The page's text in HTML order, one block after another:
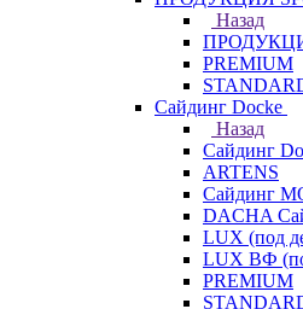
Назад
PREMIUM
Сайдинг Docke
Назад
Сайдинг
ARTENS
Cайдинг
DACHA
LUX (под
LUX ВФ
PREMIUM